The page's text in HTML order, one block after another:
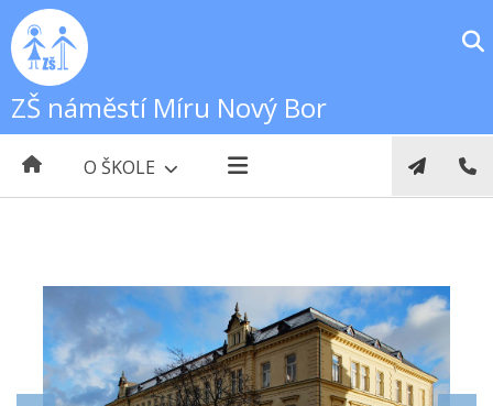
ZŠ náměstí Míru Nový Bor
O ŠKOLE